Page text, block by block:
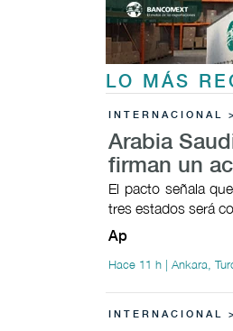
LO MÁS
INTERNACIONAL
Arabia
firman un
El pacto señala
tres estados será
Ap
Hace 11 h | Ankara,
INTERNACIONAL